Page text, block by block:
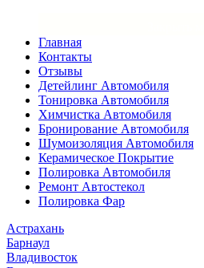
Главная
Контакты
Отзывы
Детейлинг Автомобиля
Тонировка Автомобиля
Химчистка Автомобиля
Бронирование Автомобиля
Шумоизоляция Автомобиля
Керамическое Покрытие
Полировка Автомобиля
Ремонт Автостекол
Полировка Фар
Астрахань
Барнаул
Владивосток